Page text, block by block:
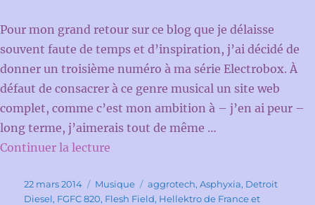
Pour mon grand retour sur ce blog que je délaisse
souvent faute de temps et d’inspiration, j’ai décidé de
donner un troisième numéro à ma série Electrobox. À
défaut de consacrer à ce genre musical un site web
complet, comme c’est mon ambition à – j’en ai peur –
long terme, j’aimerais tout de même …
Continuer la lecture
Publié
le
22 mars 2014 Catégories
Musique Étiquettes
aggrotech,Asphyxia, Detroit
Diesel, FGFC 820, Flesh Field, Hellektro de France et